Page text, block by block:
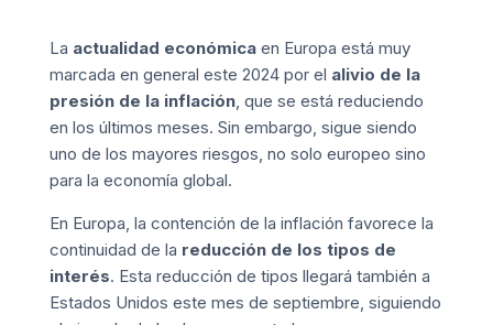
La actualidad económicaen Europa está muy
marcada en general este 2024 por el alivio de la
presión de la inflación, que se está reduciendo
en los últimos meses. Sin embargo, sigue siendo
uno de los mayores riesgos, no solo europeo sino
para la economía global.
En Europa, la contención de la inflación favorece la
continuidad de la reducción de los tipos de
interés. Esta reducción de tipos llegará también a
Estados Unidos este mes de septiembre, siguiendo